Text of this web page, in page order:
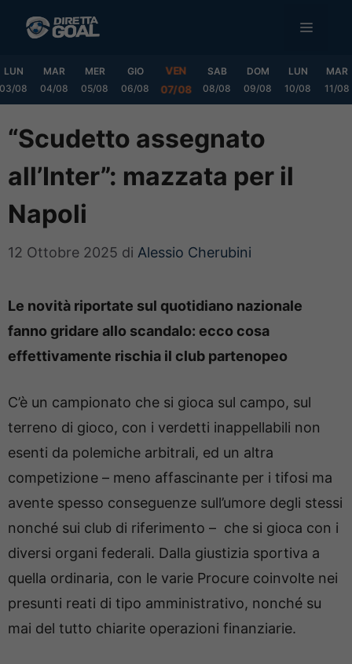
MENU
LUN
03/08
MAR
04/08
MER
05/08
GIO
06/08
VEN
07/08
SAB
08/08
DOM
09/08
LUN
10/08
MAR
11/08
“Scudetto assegnato
all’Inter”: mazzata per il
Napoli
12 Ottobre 2025 di Alessio Cherubini
Le novità riportate sul quotidiano nazionale
fanno gridare allo scandalo: ecco cosa
effettivamente rischia il club partenopeo
C’è un campionato che si gioca sul campo, sul
terreno di gioco, con i verdetti inappellabili non
esenti da polemiche arbitrali, ed un altra
competizione – meno affascinante per i tifosi ma
avente spesso conseguenze sull’umore degli stessi
nonché sui club di riferimento – che si gioca con i
diversi organi federali. Dalla giustizia sportiva a
quella ordinaria, con le varie Procure coinvolte nei
presunti reati di tipo amministrativo, nonché su
mai del tutto chiarite operazioni finanziarie.